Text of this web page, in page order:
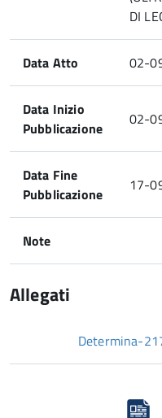
DI
Data Atto 02-
Data Inizio
Pubblicazione
02-
Data Fine
Pubblicazione
17-
Note
Allegati
Determina-